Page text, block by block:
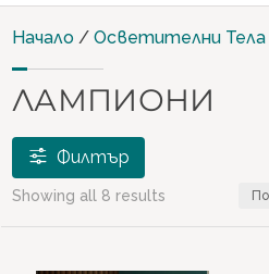
Начало /Осветителни Тела
ЛАМПИОНИ
Филтър
Showing all 8 results